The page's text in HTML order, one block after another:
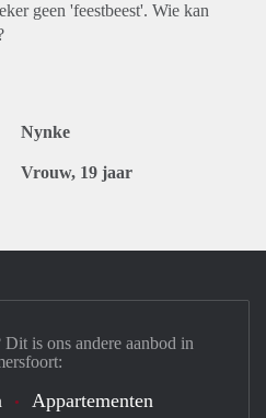
geen 'feestbeest'. Wie kan
Nynke
Vrouw, 19 jaar
is ons andere aanbod in
Appartementen